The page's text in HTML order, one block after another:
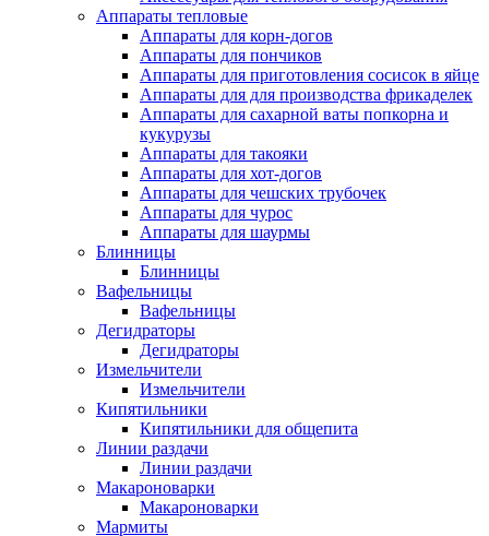
Аппараты тепловые
Аппараты для корн-догов
Аппараты для пончиков
Аппараты для приготовления сосисок в яйце
Аппараты для для производства фрикаделек
Аппараты для сахарной ваты попкорна и
кукурузы
Аппараты для такояки
Аппараты для хот-догов
Аппараты для чешских трубочек
Аппараты для чурос
Аппараты для шаурмы
Блинницы
Блинницы
Вафельницы
Вафельницы
Дегидраторы
Дегидраторы
Измельчители
Измельчители
Кипятильники
Кипятильники для общепита
Линии раздачи
Линии раздачи
Макароноварки
Макароноварки
Мармиты